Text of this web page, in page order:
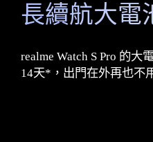
長續航大電
realme Watch S Pro 的大
14天*，出門在外再也不